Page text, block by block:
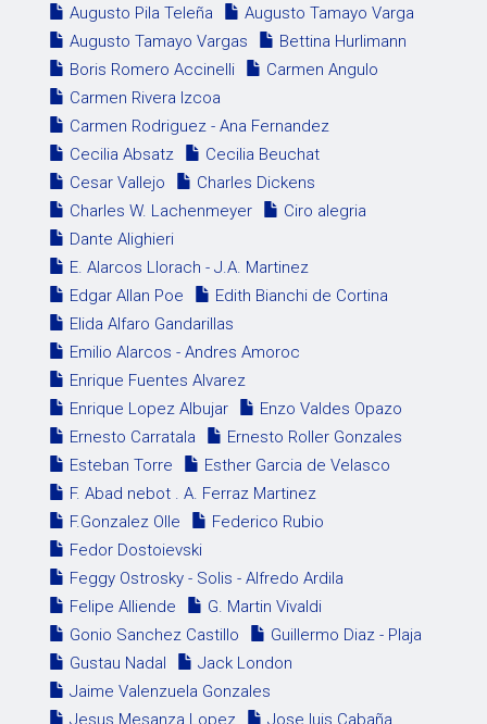
Augusto Pila Teleña
Augusto Tamayo Varga
Augusto Tamayo Vargas
Bettina Hurlimann
Boris Romero Accinelli
Carmen Angulo
Carmen Rivera Izcoa
Carmen Rodriguez - Ana Fernandez
Cecilia Absatz
Cecilia Beuchat
Cesar Vallejo
Charles Dickens
Charles W. Lachenmeyer
Ciro alegria
Dante Alighieri
E. Alarcos Llorach - J.A. Martinez
Edgar Allan Poe
Edith Bianchi de Cortina
Elida Alfaro Gandarillas
Emilio Alarcos - Andres Amoroc
Enrique Fuentes Alvarez
Enrique Lopez Albujar
Enzo Valdes Opazo
Ernesto Carratala
Ernesto Roller Gonzales
Esteban Torre
Esther Garcia de Velasco
F. Abad nebot . A. Ferraz Martinez
F.Gonzalez Olle
Federico Rubio
Fedor Dostoievski
Feggy Ostrosky - Solis - Alfredo Ardila
Felipe Alliende
G. Martin Vivaldi
Gonio Sanchez Castillo
Guillermo Diaz - Plaja
Gustau Nadal
Jack London
Jaime Valenzuela Gonzales
Jesus Mesanza Lopez
Jose luis Cabaña